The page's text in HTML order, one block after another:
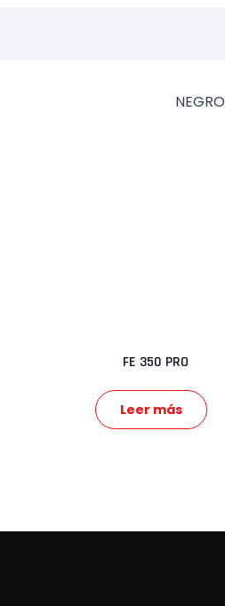
NEGRO
FE 350 PRO
Leer más